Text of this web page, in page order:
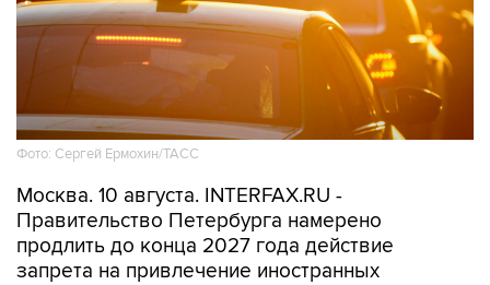
Фото: Сергей Ермохин/ТАСС
Москва. 10 августа. INTERFAX.RU -
Правительство Петербурга намерено
продлить до конца 2027 года действие
запрета на привлечение иностранных